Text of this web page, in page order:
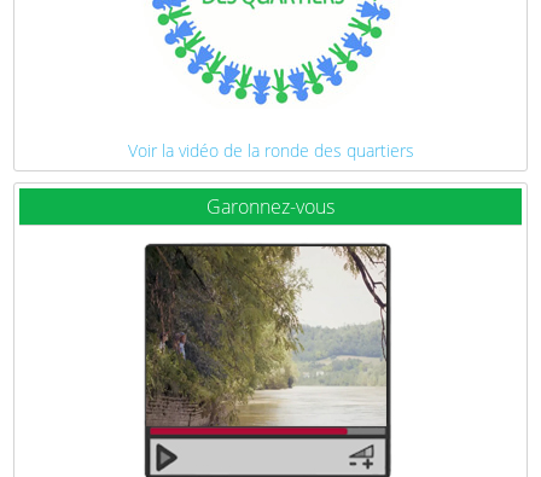
Voir la vidéo de la ronde des quartiers
Garonnez-vous